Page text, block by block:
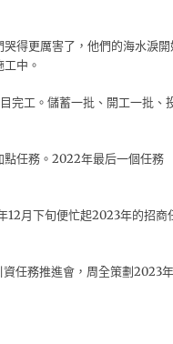
得更厲害了，他們的海水淚開
中。
完工。儲蓄一批、開工一批、
點任務。2022年最后一個任務
12月下旬便忙起2023年的招商
任務推進會，周全策劃2023年